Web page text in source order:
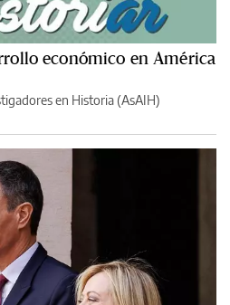
económico en América
en Historia (AsAIH)